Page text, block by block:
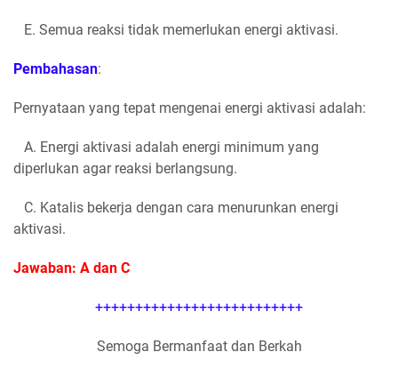
E. Semua reaksi tidak memerlukan energi aktivasi.
Pembahasan:
Pernyataan yang tepat mengenai energi aktivasi adalah:
A. Energi aktivasi adalah energi minimum yang
diperlukan agar reaksi berlangsung.
C. Katalis bekerja dengan cara menurunkan energi
aktivasi.
Jawaban: A dan C
++++++++++++++++++++++++++
Semoga Bermanfaat dan Berkah